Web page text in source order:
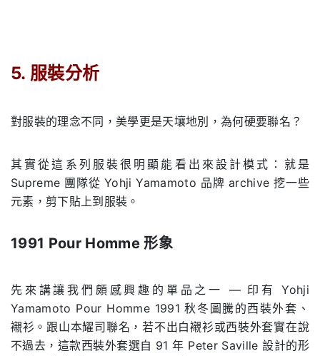
5. 服裝分析
對服裝的理念不同，美學更是天壤地別，為何硬要聯名？
其實從這系列服裝很明顯能看出來設計模式：就是
Supreme 團隊從 Yohji Yamamoto 品牌 archive 挖一些
元素，剪下貼上到服裝。
1991 Pour Homme形象
先來講讓我們頗感興趣的單品之一 — 印有 Yohji
Yamamoto Pour Homme 1991 秋冬圖騰的西裝外套、
襯衫。跟山本耀司聯名，若不出白襯衫或西裝外套實在說
不過去，這款西裝外套選自 91 年 Peter Saville 設計的形